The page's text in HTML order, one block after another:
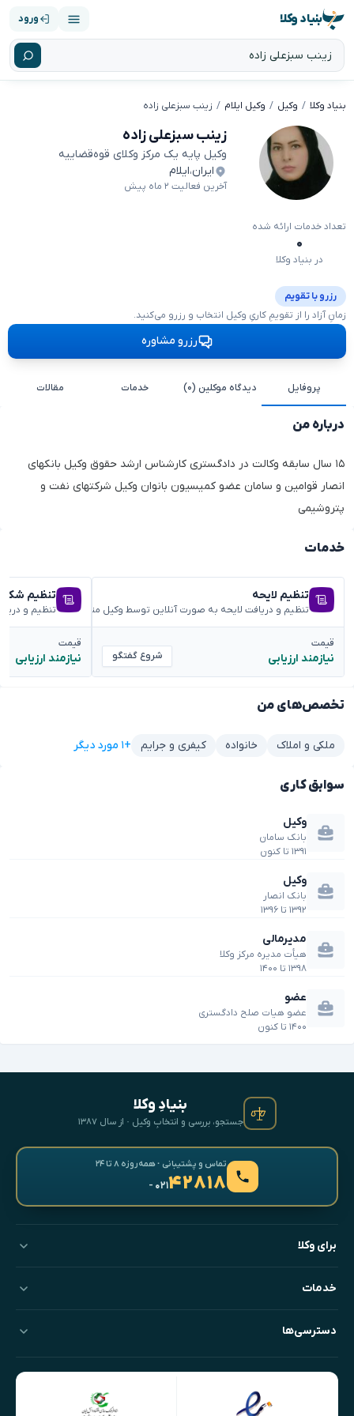
بنیاد وکلا ورود
بنیاد وکلا وکیل وکیل ایلام زینب سبزعلی زاده
زینب سبزعلی زاده
وکیل پایه یک مرکز وکلای قوه‌قضاییه
ایران،ایلام
آخرین فعالیت ۲ ماه پیش
تعداد خدمات ارائه شده
۰
در بنیاد وکلا
رزرو با تقویم
زمانِ آزاد را از تقویمِ کاریِ وکیل انتخاب و رزرو می‌کنید.
رزرو مشاوره
پروفایل دیدگاه موکلین (۰) خدمات مقالات
درباره من
۱۵ سال سابقه وکالت در دادگستری کارشناس ارشد حقوق وکیل بانکهای
انصار قوامین و سامان عضو کمیسیون بانوان وکیل شرکتهای نفت و
پتروشیمی
تخصص‌های من
ملکی و املاک خانواده کیفری و جرایم +۱ مورد دیگر
خدمات
تنظیم لایحه
تنظیم و دریافت لایحه به صورت آنلاین توسط وکیل متخصص
قیمت
نیازمند ارزیابی شروع گفتگو
تنظیم
تنظیم و
قیمت
نیازمند ارزیابی
سوابق کاری
وکیل
بانک سامان
۱۳۹۱ تا کنون
وکیل
بانک انصار
۱۳۹۲ تا ۱۳۹۶
مدیرمالی
هیأت مدیره مرکز وکلا
۱۳۹۸ تا ۱۴۰۰
عضو
عضو هیات صلح دادگستری
۱۴۰۰ تا کنون
بنیادِ وکلا
جستجو، بررسی و انتخابِ وکیل · از سال ۱۳۸۷
تماس و پشتیبانی · همه‌روزه ۸ تا ۲۴
۴۲۸۱۸- ۰۲۱
برای وکلا
خدمات
دسترسی‌ها